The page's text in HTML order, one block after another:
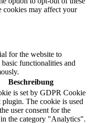
cookies may affect your
for the website to
functionalities and
Beschreibung
is set by GDPR Cookie
plugin. The cookie is used
user consent for the
the category "Analytics".